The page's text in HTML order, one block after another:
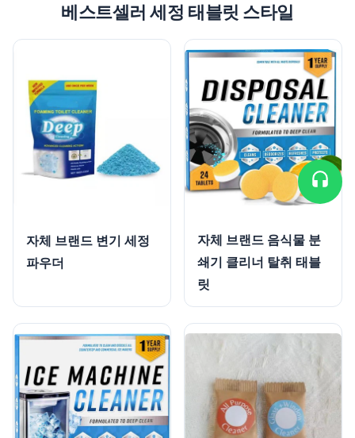
베스트셀러 세정 태블릿 스타일
자체 브랜드 변기 세정
파우더
자체 브랜드 음식물 분
쇄기 클리너 탈취 태블
릿